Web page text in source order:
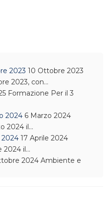
2023 10 Ottobre 2023
2023, con…
Formazione Per il 3
20246 Marzo 2024
2024 il…
17 Aprile 2024
2024 il…
2024 Ambiente e